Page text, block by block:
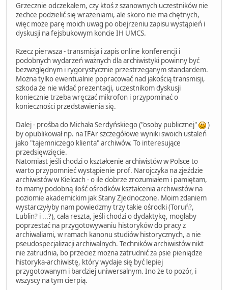
Grzecznie odczekałem, czy ktoś z szanownych uczestników nie
zechce podzielić się wrażeniami, ale skoro nie ma chętnych,
więc może parę moich uwag po obejrzeniu zapisu wystąpień i
dyskusji na fejsbukowym koncie IH UMCS.
Rzecz pierwsza - transmisja i zapis online konferencji i
podobnych wydarzeń ważnych dla archiwistyki powinny być
bezwzględnym i rygorystycznie przestrzeganym standardem.
Można tylko ewentualnie popracować nad jakością transmisji,
szkoda że nie widać prezentacji, uczestnikom dyskusji
koniecznie trzeba wręczać mikrofon i przypominać o
konieczności przedstawienia się.
Dalej - prośba do Michała Serdyńskiego ("osoby publicznej"
)
by opublikował np. na IFAr szczegółowe wyniki swoich ustaleń
jako "tajemniczego klienta" archiwów. To interesujące
przedsięwzięcie.
Natomiast jeśli chodzi o kształcenie archiwistów w Polsce to
warto przypomnieć wystąpienie prof. Narojczyka na zjeździe
archiwistów w Kielcach - o ile dobrze zrozumiałem i pamiętam,
to mamy podobną ilość ośrodków kształcenia archiwistów na
poziomie akademickim jak Stany Zjednoczone. Moim zdaniem
wystarczyłyby nam powiedzmy trzy takie ośrodki (Toruń?,
Lublin? i ...?), cała reszta, jeśli chodzi o dydaktykę, mogłaby
poprzestać na przygotowywaniu historyków do pracy z
archiwaliami, w ramach kanonu studiów historycznych, a nie
pseudospecjalizacji archiwalnych. Techników archiwistów nikt
nie zatrudnia, bo przecież można zatrudnić za psie pieniądze
historyka-archiwistę, który wydaje się być lepiej
przygotowanym i bardziej uniwersalnym. Ino że to pozór, i
wszyscy na tym cierpią.